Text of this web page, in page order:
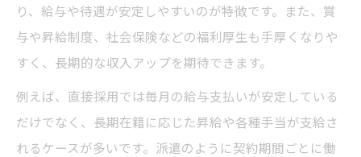
り、給与や待遇が安定しやすいのが特徴です。また、賞
与や昇給制度、社会保険などの福利厚生も手厚くなりや
すく、長期的な収入アップを期待できます。
例えば、直接採用では毎月の給与支払いが安定している
だけでなく、長期在籍に応じた昇給や各種手当が支給さ
れるケースが多いです。派遣のように契約期間ごとに働